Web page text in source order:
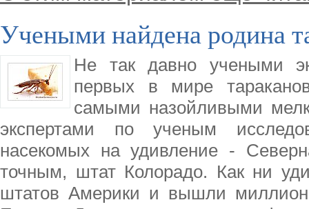
Учеными найдена родина
Не так давно учеными
первых в мире
самыми назойливыми
экспертами по ученым
насекомых на удивление -
точным, штат Колорадо. Как ни
штатов Америки и вышли